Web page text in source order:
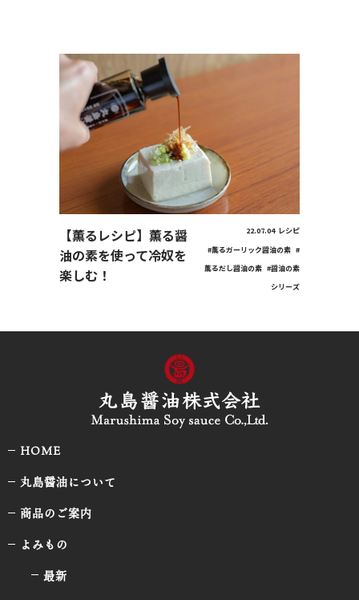
【薫るレシピ】薫る醤
油の素を使って冷奴を
楽しむ！
22.07.04 レシピ
#薫るガーリック醤油の素 #
薫るだし醤油の素 #醤油の素
シリーズ
HOME
丸島醤油について
商品のご案内
よみもの
最新